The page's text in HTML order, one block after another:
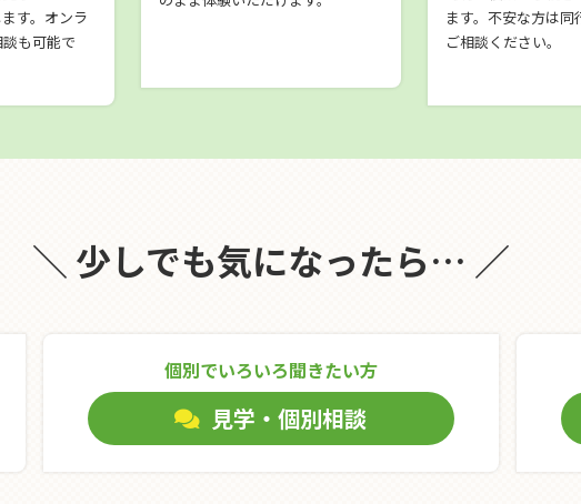
す。オンラ
も可能で
ます。不安な方は同
ご相談ください。
＼ 少しでも気になったら… ／
個別でいろいろ聞きたい⽅
見学・個別相談